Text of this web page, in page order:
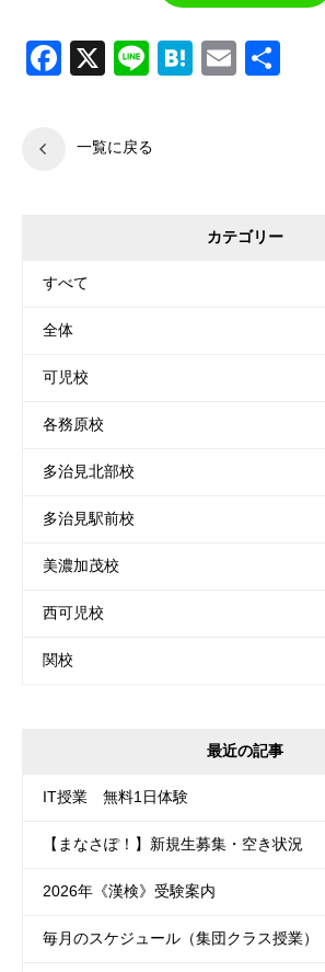
Facebook
X LineHatena
Email
一覧に戻る
カテゴリー
すべて
全体
可児校
各務原校
多治見北部校
多治見駅前校
美濃加茂校
西可児校
関校
最近の記事
IT授業 無料1日体験
【まなさぽ！】新規生募集・空き状況
2026年《漢検》受験案内
毎月のスケジュール（集団クラス授業）